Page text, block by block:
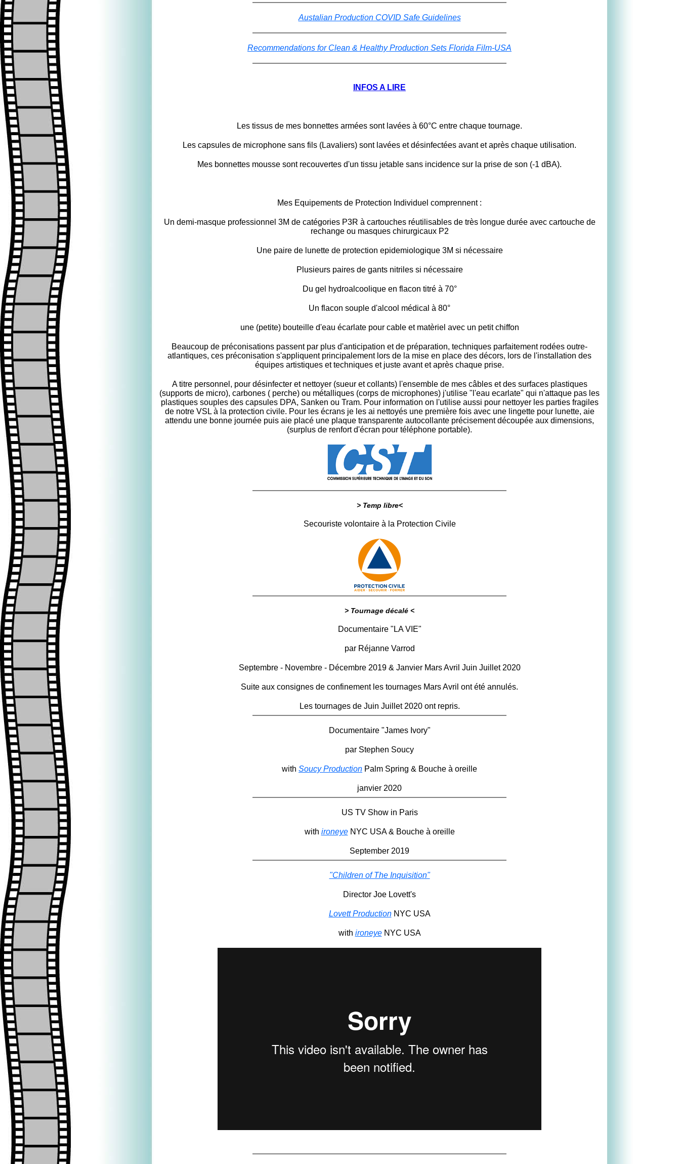
Austalian Production COVID Safe Guidelines
Recommendations for Clean & Healthy Production Sets Florida Film-USA
INFOS A LIRE
Les tissus de mes bonnettes armées sont lavées à 60°C entre chaque tournage.
Les capsules de microphone sans fils (Lavaliers) sont lavées et désinfectées avant et après chaque utilisation.
Mes bonnettes mousse sont recouvertes d'un tissu jetable sans incidence sur la prise de son (-1 dBA).
Mes Equipements de Protection Individuel comprennent :
Un demi-masque professionnel 3M de catégories P3R à cartouches réutilisables de très longue durée avec cartouche de
rechange ou masques chirurgicaux P2
Une paire de lunette de protection epidemiologique 3M si nécessaire
Plusieurs paires de gants nitriles si nécessaire
Du gel hydroalcoolique en flacon titré à 70°
Un flacon souple d'alcool médical à 80°
une (petite) bouteille d'eau écarlate pour cable et matèriel avec un petit chiffon
Beaucoup de préconisations passent par plus d'anticipation et de préparation, techniques parfaitement rodées outre-
atlantiques, ces préconisation s'appliquent principalement lors de la mise en place des décors, lors de l'installation des
équipes artistiques et techniques et juste avant et après chaque prise.
A titre personnel, pour désinfecter et nettoyer (sueur et collants) l'ensemble de mes câbles et des surfaces plastiques
(supports de micro), carbones ( perche) ou métalliques (corps de microphones) j'utilise "l'eau ecarlate" qui n'attaque pas les
plastiques souples des capsules DPA, Sanken ou Tram. Pour information on l'utilise aussi pour nettoyer les parties fragiles
de notre VSL à la protection civile. Pour les écrans je les ai nettoyés une première fois avec une lingette pour lunette, aie
attendu une bonne journée puis aie placé une plaque transparente autocollante précisement découpée aux dimensions,
(surplus de renfort d'écran pour téléphone portable).
> Temp libre<
Secouriste volontaire à la Protection Civile
> Tournage décalé <
Documentaire "LA VIE"
par Réjanne Varrod
Septembre - Novembre - Décembre 2019 & Janvier Mars Avril Juin Juillet 2020
Suite aux consignes de confinement les tournages Mars Avril ont été annulés.
Les tournages de Juin Juillet 2020 ont repris.
Documentaire "James Ivory"
par Stephen Soucy
with Soucy Production Palm Spring & Bouche à oreille
janvier 2020
US TV Show in Paris
with ironeyeNYC USA & Bouche à oreille
September 2019
"Children of The Inquisition"
Director Joe Lovett's
Lovett ProductionNYC USA
with ironeyeNYC USA